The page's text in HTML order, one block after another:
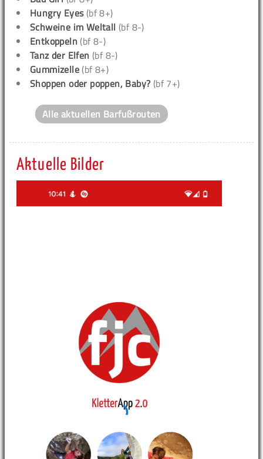
Hungry Eyes(bf 8+)
Schweine im Weltall (bf 8-)
Entkoppeln (bf 8-)
Tanz der Elfen (bf 8-)
Gummizelle (bf 8+)
Shoppen oder poppen, Baby? (bf 7+)
Alle aktuellen Barfußrouten
Aktuelle Bilder